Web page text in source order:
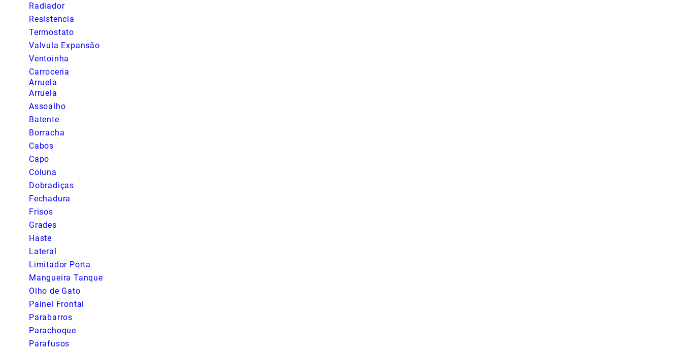
Radiador
Resistencia
Termostato
Valvula Expansão
Ventoinha
Carroceria
Arruela
Arruela
Assoalho
Batente
Borracha
Cabos
Capo
Coluna
Dobradiças
Fechadura
Frisos
Grades
Haste
Lateral
Limitador Porta
Mangueira Tanque
Olho de Gato
Painel Frontal
Parabarros
Parachoque
Parafusos